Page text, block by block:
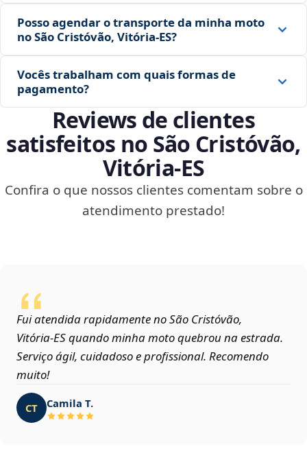
Posso agendar o transporte da minha moto
no São Cristóvão, Vitória‑ES?
Vocês trabalham com quais formas de
pagamento?
Reviews de clientes
satisfeitos no São Cristóvão,
Vitória‑ES
Confira o que nossos clientes comentam sobre o
atendimento prestado!
Fui atendida rapidamente no São Cristóvão,
Vitória‑ES quando minha moto quebrou na estrada.
Serviço ágil, cuidadoso e profissional. Recomendo
muito!
CT Camila T.